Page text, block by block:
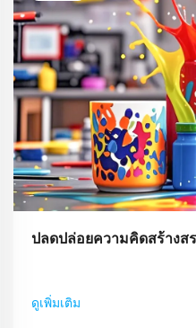
ปลดปล่อยความคิดสร้างส
ดูเพิ่มเติม